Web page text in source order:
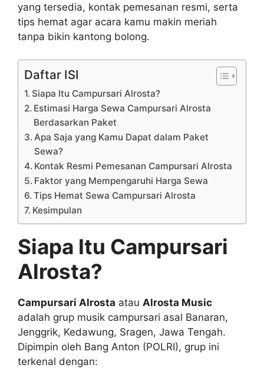
yang tersedia, kontak pemesanan resmi, serta
tips hemat agar acara kamu makin meriah
tanpa bikin kantong bolong.
Daftar ISI
Siapa Itu Campursari Alrosta?
Estimasi Harga Sewa Campursari Alrosta
Berdasarkan Paket
Apa Saja yang Kamu Dapat dalam Paket
Sewa?
Kontak Resmi Pemesanan Campursari Alrosta
Faktor yang Mempengaruhi Harga Sewa
Tips Hemat Sewa Campursari Alrosta
Kesimpulan
Siapa Itu Campursari
Alrosta?
Campursari Alrosta atau Alrosta Music
adalah grup musik campursari asal Banaran,
Jenggrik, Kedawung, Sragen, Jawa Tengah.
Dipimpin oleh Bang Anton (POLRI), grup ini
terkenal dengan: